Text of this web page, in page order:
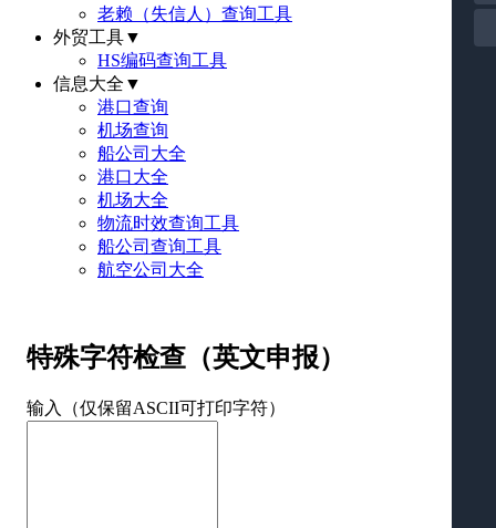
老赖（失信人）查询工具
外贸工具▼
HS编码查询工具
信息大全 ▼
港口查询
机场查询
船公司大全
港口大全
机场大全
物流时效查询工具
船公司查询工具
航空公司大全
特殊字符检查（英文申报）
输入（仅保留ASCII可打印字符）